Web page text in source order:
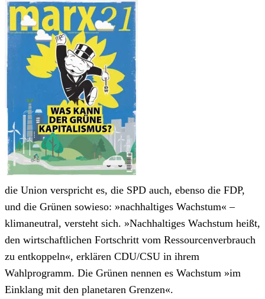
die Union verspricht es, die SPD auch, ebenso die FDP,
und die Grünen sowieso: »nachhaltiges Wachstum« –
klimaneutral, versteht sich. »Nachhaltiges Wachstum heißt,
den wirtschaftlichen Fortschritt vom Ressourcenverbrauch
zu entkoppeln«, erklären CDU/CSU in ihrem
Wahlprogramm. Die Grünen nennen es Wachstum »im
Einklang mit den planetaren Grenzen«.